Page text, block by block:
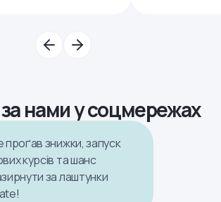
нами у соцмережах
проґав знижки, запуск
курсів та шанс
за лаштунки